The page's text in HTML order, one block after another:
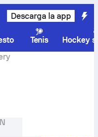
Descarga la app
Tenis
Hockey